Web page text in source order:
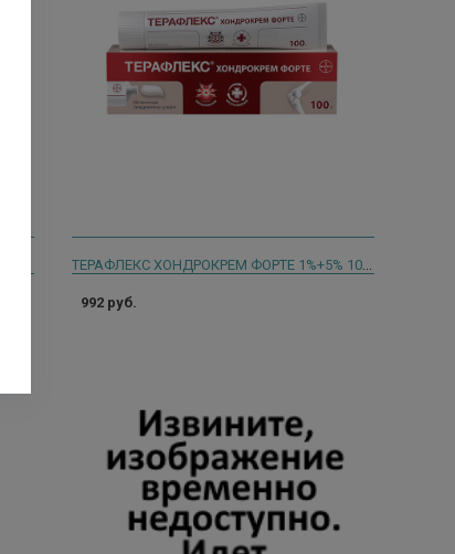
ТЕРАФЛЕКС ХОНДРОКРЕМ ФОРТЕ 1%+5% 100Г. 7740
992 руб.